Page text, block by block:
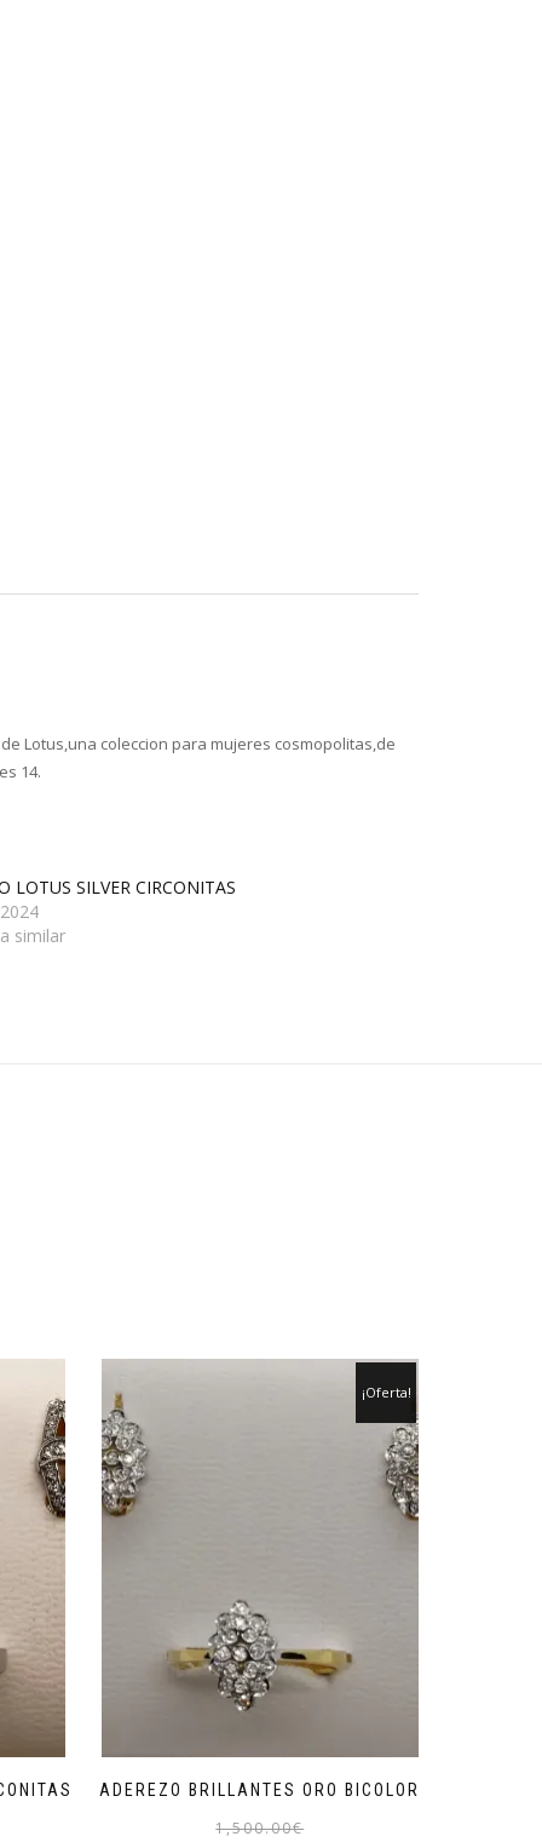
Lotus,una coleccion para mujeres cosmopolitas,de
14.
LOTUS SILVER CIRCONITAS
similar
ADEREZO BRILLANTES ORO BICOLOR
¡Oferta!
1,500.00€